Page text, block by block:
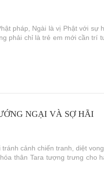
pháp, Ngài là vị Phật với sự
phải chỉ là trẻ em mới cần trí
NGẠI VÀ SỢ HÃI
cảnh chiến tranh, diệt
thân Tara tượng trưng cho